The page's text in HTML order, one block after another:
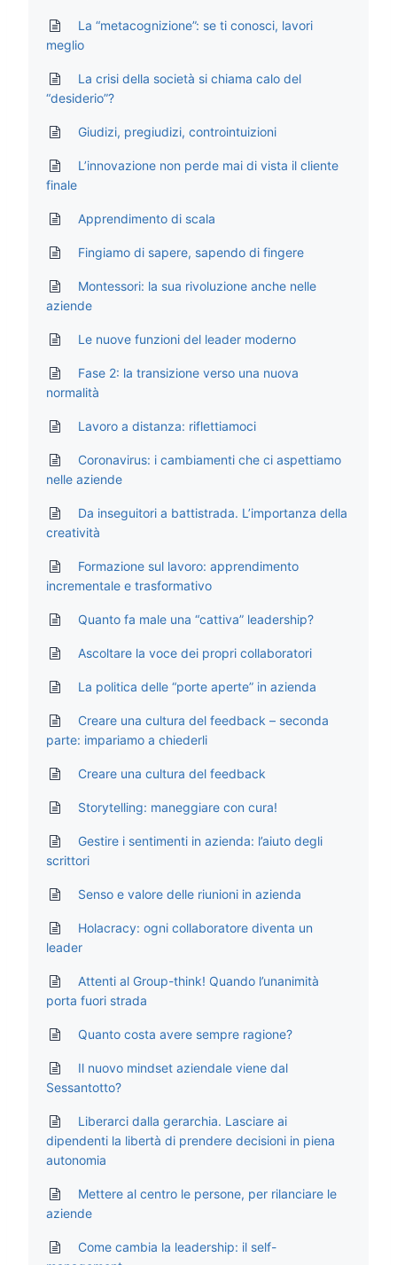
La “metacognizione”: se ti conosci, lavori
meglio
La crisi della società si chiama calo del
“desiderio”?
Giudizi, pregiudizi, controintuizioni
L’innovazione non perde mai di vista il cliente
finale
Apprendimento di scala
Fingiamo di sapere, sapendo di fingere
Montessori: la sua rivoluzione anche nelle
aziende
Le nuove funzioni del leader moderno
Fase 2: la transizione verso una nuova
normalità
Lavoro a distanza: riflettiamoci
Coronavirus: i cambiamenti che ci aspettiamo
nelle aziende
Da inseguitori a battistrada. L’importanza della
creatività
Formazione sul lavoro: apprendimento
incrementale e trasformativo
Quanto fa male una “cattiva” leadership?
Ascoltare la voce dei propri collaboratori
La politica delle “porte aperte” in azienda
Creare una cultura del feedback – seconda
parte: impariamo a chiederli
Creare una cultura del feedback
Storytelling: maneggiare con cura!
Gestire i sentimenti in azienda: l’aiuto degli
scrittori
Senso e valore delle riunioni in azienda
Holacracy: ogni collaboratore diventa un
leader
Attenti al Group-think! Quando l’unanimità
porta fuori strada
Quanto costa avere sempre ragione?
Il nuovo mindset aziendale viene dal
Sessantotto?
Liberarci dalla gerarchia. Lasciare ai
dipendenti la libertà di prendere decisioni in piena
autonomia
Mettere al centro le persone, per rilanciare le
aziende
Come cambia la leadership: il self-